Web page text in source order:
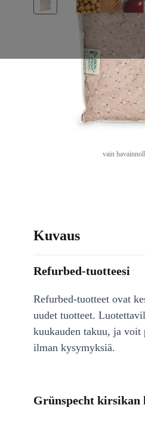
vain
Kuvaus
Refurbed-tuotteesi
Refurbed-tuotteet ovat
uudet tuotteet.
kuukauden takuu, ja voit
ilman kysymyksiä.
Grünspecht